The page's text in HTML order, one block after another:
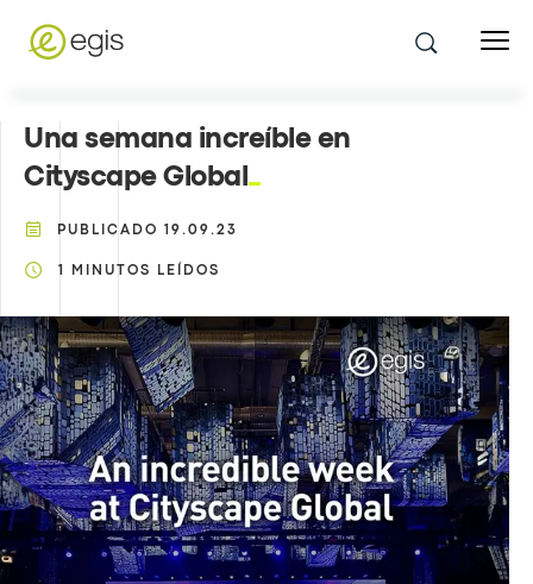
Una semana increíble en
Cityscape Global
PUBLICADO 19.09.23
MINUTOS LEÍDOS